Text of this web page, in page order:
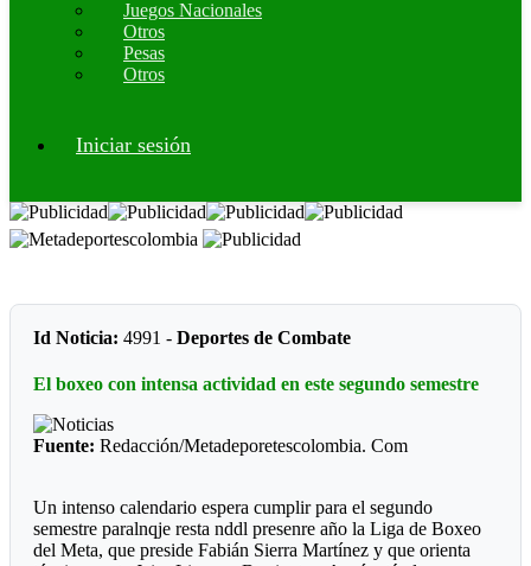
Juegos Nacionales
Otros
Pesas
Otros
Iniciar sesión
Id Noticia: 4991 -Deportes de Combate
El boxeo con intensa actividad en este segundo semestre
Fuente: Redacción/Metadeporetescolombia. Com
Un intenso calendario espera cumplir para el segundo
semestre paralnqje resta nddl presenre año la Liga de Boxeo
del Meta, que preside Fabián Sierra Martínez y que orienta